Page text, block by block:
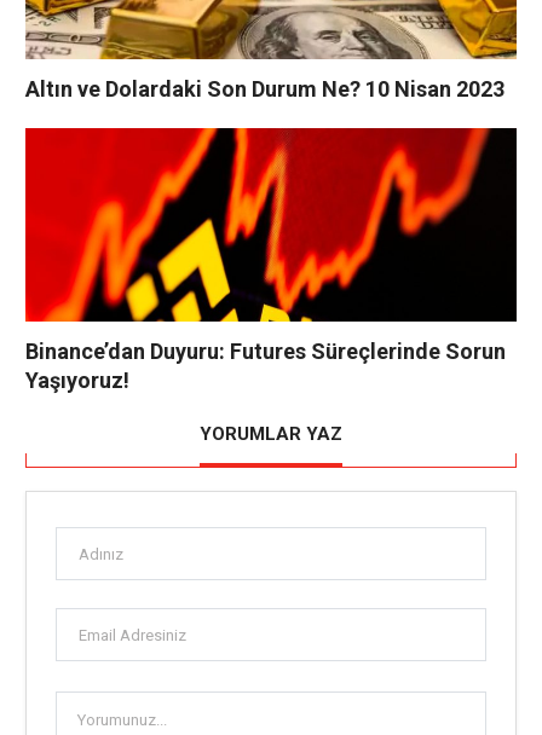
Altın ve Dolardaki Son Durum Ne? 10 Nisan 2023
Binance’dan Duyuru: Futures Süreçlerinde Sorun
Yaşıyoruz!
YORUMLAR YAZ